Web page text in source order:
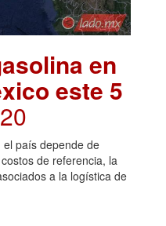
en
este 5
el país depende de
de referencia, la
a la logística de